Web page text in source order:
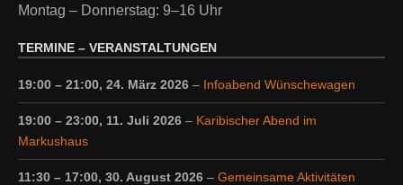
Montag – Donnerstag: 9–16 Uhr
TERMINE – VERANSTALTUNGEN
19:00 – 21:00, 24. März 2026 – Infoabend Wünschewagen
19:00 – 23:00, 11. Juli 2026 – Karibischer Abend im
Markushaus
11:30 – 17:00, 30. August 2026 – Gemeinsame Aktivitäten